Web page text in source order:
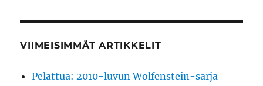
VIIMEISIMMÄT ARTIKKELIT
Pelattua: 2010-luvun Wolfenstein-sarja